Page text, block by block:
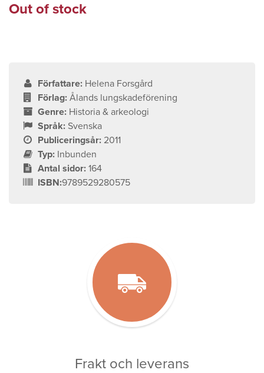
Out of stock
Författare: Helena Forsgård
Förlag: Ålands lungskadeförening
Genre: Historia & arkeologi
Språk: Svenska
Publiceringsår: 2011
Typ: Inbunden
Antal sidor: 164
ISBN:9789529280575
Frakt och leverans